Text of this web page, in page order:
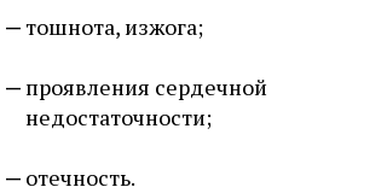
тошнота, изжога;
проявления сердечной
недостаточности;
отечность.